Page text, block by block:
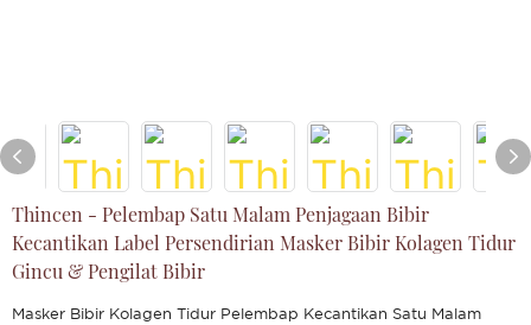
Thincen - Pelembap Satu Malam Penjagaan Bibir
Kecantikan Label Persendirian Masker Bibir Kolagen Tidur
Gincu & Pengilat Bibir
Masker Bibir Kolagen Tidur Pelembap Kecantikan Satu Malam